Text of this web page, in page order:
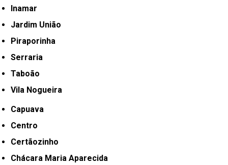
Inamar
Jardim União
Piraporinha
Serraria
Taboão
Vila Nogueira
Capuava
Centro
Certãozinho
Chácara Maria Aparecida